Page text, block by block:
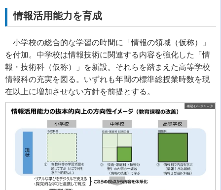
情報活用能力を育成
小学校の総合的な学習の時間に「情報の領域（仮称）」
を付加。中学校は情報技術に関連する内容を強化した「情
報・技術科（仮称）」を新設。それらを踏まえた高等学校
情報科の充実を図る。いずれも年間の標準総授業時数を現
在以上に増加させない方針を前提とする。